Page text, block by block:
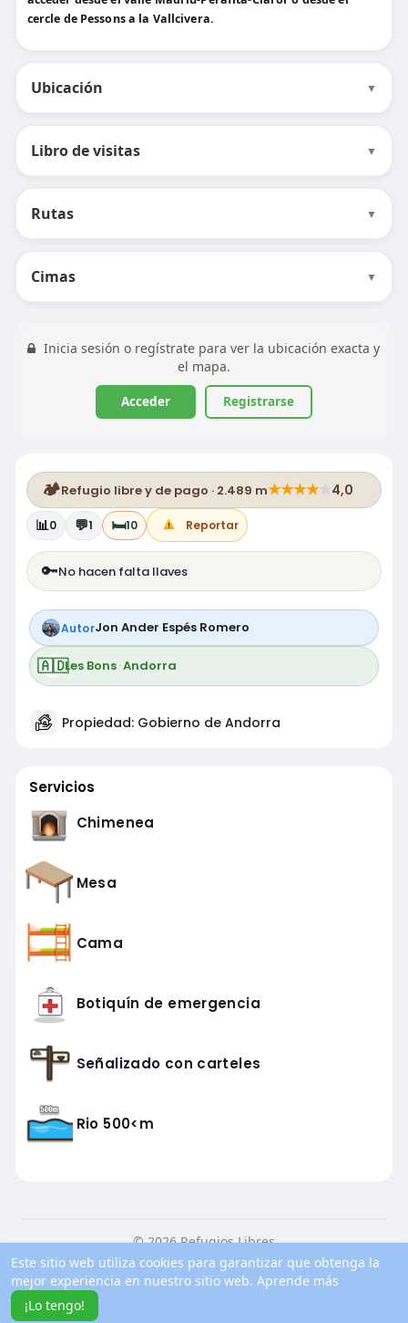
Este sitio web utiliza cookies para garantizar que obtenga la
mejor experiencia en nuestro sitio web. Aprende más
¡Lo tengo!
cercle de Pessons a la Vallcivera.
Ubicación ▼
Libro de visitas ▼
Rutas ▼
Cimas ▼
Inicia sesión o regístrate para ver la ubicación exacta y
el mapa.
Acceder Registrarse
🏕️Refugio libre y de pago · 2.489 m★★★★★4,0
📊0 💬1 🛏️10 Reportar
🔑No hacen falta llaves
AutorJon Ander Espés Romero
🇦🇩Les Bons·Andorra
Propiedad: Gobierno de Andorra
Servicios
Chimenea
Mesa
Cama
Botiquín de emergencia
Señalizado con carteles
Rio 500<m
© 2026 Refugios Libres
Inicio
Conocenos Contacto
Política de privacidad
Condiciones de uso
Blog
Más información